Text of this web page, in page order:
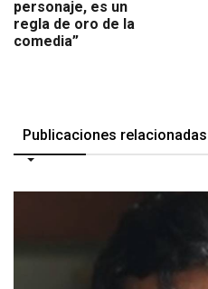
personaje, es un
regla de oro de la
comedia”
Publicaciones relacionadas